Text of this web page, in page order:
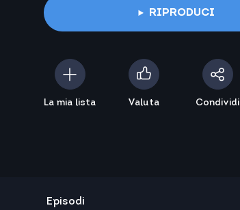
RIPRODUCI
La mia lista Valuta Condividi
Episodi